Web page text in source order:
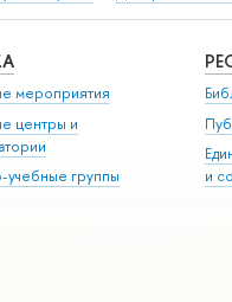
мероприятия
центры и
учебные группы
и